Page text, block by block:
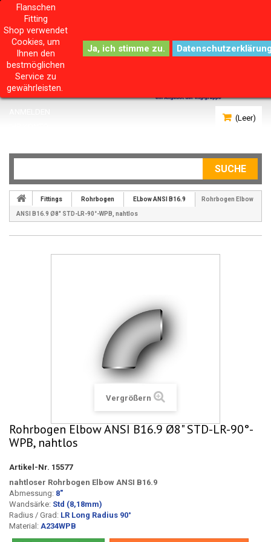
(Leer)
SUCHE
Flanschen
Fitting
Shop verwendet
Cookies, um
Ihnen den
bestmöglichen
Service zu
gewährleisten.
Fittings Rohrbogen ELbow ANSI B16.9 Rohrbogen Elbow
ANSI B16.9 Ø8" STD-LR-90°-WPB, nahtlos
Vergrößern
Rohrbogen Elbow ANSI B16.9 Ø8" STD-LR-90°-
WPB, nahtlos
Artikel-Nr. 15577
nahtloser Rohrbogen Elbow ANSI B16.9
Abmessung: 8"
Wandsärke: Std (8,18mm)
Radius / Grad: LR Long Radius 90°
Material: A234WPB